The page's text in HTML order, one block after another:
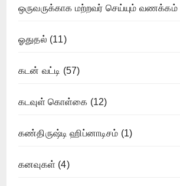
ஒருவருக்காக மற்றவர் செய்யும் வணக்கம்
ஓதுதல் (11)
கடன் வட்டி (57)
கடவுள் கொள்கை (12)
கண்திருஷ்டி ஹிப்னாடிசம் (1)
கனவுகள் (4)